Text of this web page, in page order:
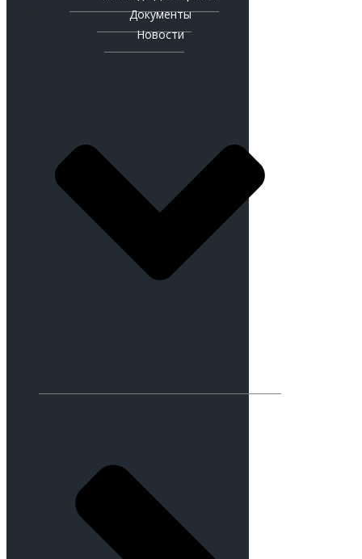
Документы
Новости